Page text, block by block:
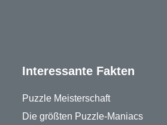
Interessante Fakten
Puzzle Meisterschaft
Die größten Puzzle-Maniacs